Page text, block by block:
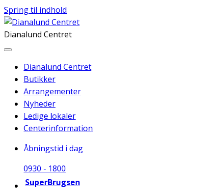
Spring til indhold
Dianalund Centret
Dianalund Centret
Butikker
Arrangementer
Nyheder
Ledige lokaler
Centerinformation
Åbningstid i dag
0930 - 1800
SuperBrugsen